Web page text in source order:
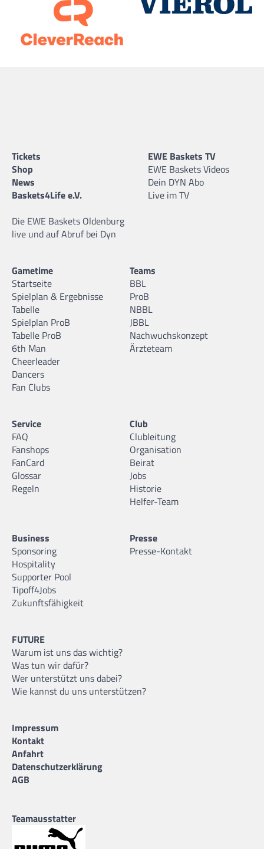
Tickets
Shop
News
Baskets4Life e.V.
Die EWE Baskets Oldenburg
live und auf Abruf bei Dyn
EWE Baskets TV
EWE Baskets Videos
Dein DYN Abo
Live im TV
Gametime
Startseite
Spielplan & Ergebnisse
Tabelle
Spielplan ProB
Tabelle ProB
6th Man
Cheerleader
Dancers
Fan Clubs
Teams
BBL
ProB
NBBL
JBBL
Nachwuchskonzept
Ärzteteam
Service
FAQ
Fanshops
FanCard
Glossar
Regeln
Club
Clubleitung
Organisation
Beirat
Jobs
Historie
Helfer-Team
Business
Sponsoring
Hospitality
Supporter Pool
Tipoff4Jobs
Zukunftsfähigkeit
Presse
Presse-Kontakt
FUTURE
Warum ist uns das wichtig?
Was tun wir dafür?
Wer unterstützt uns dabei?
Wie kannst du uns unterstützen?
Impressum
Kontakt
Anfahrt
Datenschutzerklärung
AGB
Teamausstatter